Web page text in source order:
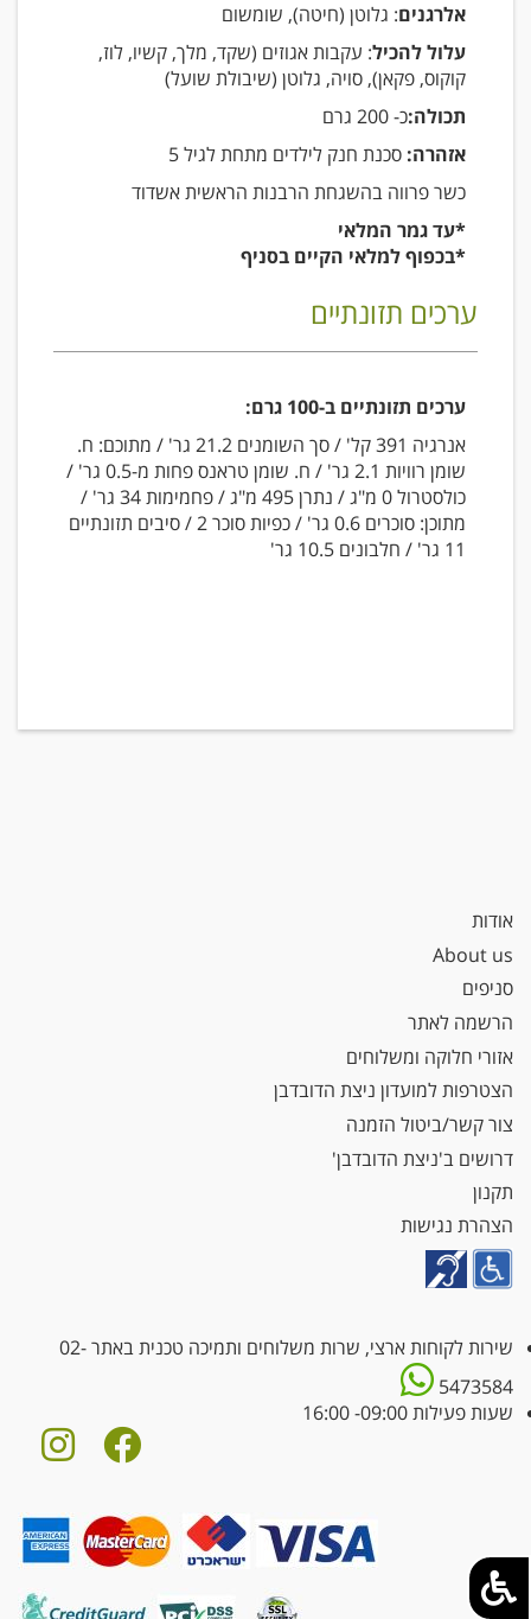
אלרגנים: גלוטן (חיטה), שומשום
עלול להכיל: עקבות אגוזים (שקד, מלך, קשיו, לוז,
קוקוס, פקאן), סויה, גלוטן (שיבולת שועל)
תכולה:כ- 200 גרם
אזהרה: סכנת חנק לילדים מתחת לגיל 5
כשר פרווה בהשגחת הרבנות הראשית אשדוד
*עד גמר המלאי
*בכפוף למלאי הקיים בסניף
ערכים תזונתיים
ערכים תזונתיים ב-100 גרם:
אנרגיה 391 קל' / סך השומנים 21.2 גר' / מתוכם: ח.
שומן רוויות 2.1 גר' / ח. שומן טראנס פחות מ-0.5 גר' /
כולסטרול 0 מ"ג / נתרן 495 מ"ג / פחמימות 34 גר' /
מתוכן: סוכרים 0.6 גר' / כפיות סוכר 2 / סיבים תזונתיים
11 גר' / חלבונים 10.5 גר'
אודות
About us
סניפים
הרשמה לאתר
אזורי חלוקה ומשלוחים
הצטרפות למועדון ניצת הדובדבן
צור קשר/ביטול הזמנה
דרושים ב'ניצת הדובדבן'
תקנון
הצהרת נגישות
שירות לקוחות ארצי, שרות משלוחים ותמיכה טכנית באתר02-
5473584
שעות פעילות 09:00- 16:00